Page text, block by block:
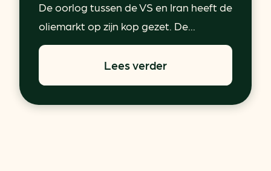
De oorlog tussen de VS en Iran heeft de
oliemarkt op zijn kop gezet. De...
Lees verder